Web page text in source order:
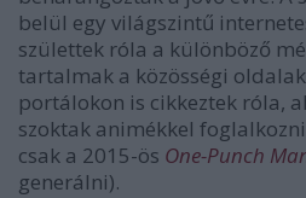
belül egy világszintű
születtek róla a különböző
tartalmak a közösségi
portálokon is cikkeztek róla,
szoktak animékkel
csak a 2015-ös One-Punch
generálni).